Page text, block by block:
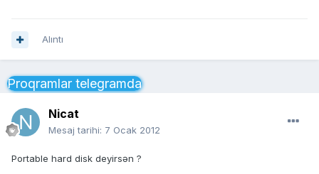
Alıntı
Proqramlar telegramda
Nicat
Mesaj tarihi: 7 Ocak 2012
Portable hard disk deyirsən ?